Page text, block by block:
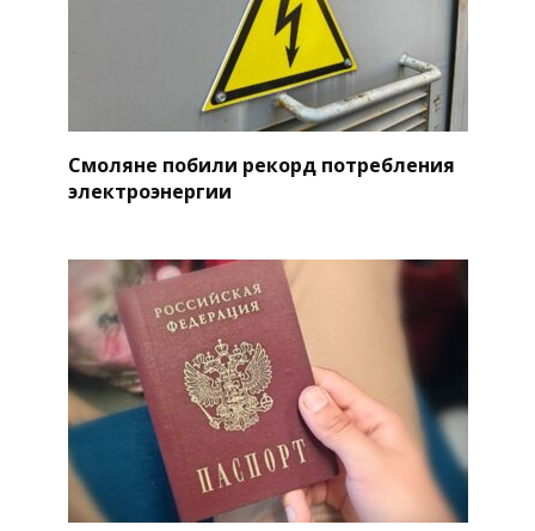
Смоляне побили рекорд потребления
электроэнергии